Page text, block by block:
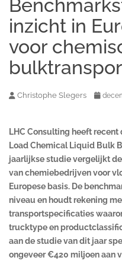
inzicht in
voor
Christophe Slegers
LHC Consulting heeft
Load Chemical Liquid Bulk
jaarlijkse studie vergelijkt
van chemiebedrijven voor
Europese basis. De
niveau en houdt rekening
transportspecificaties
trucktype en
aan de studie van dit jaar
ongeveer€420 miljoen aan